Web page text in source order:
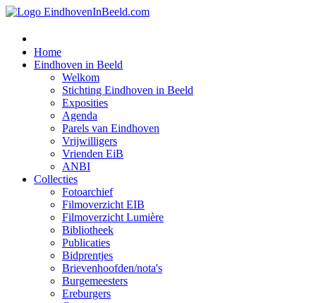
Home
Eindhoven in Beeld
Welkom
Stichting Eindhoven in Beeld
Exposities
Agenda
Parels van Eindhoven
Vrijwilligers
Vrienden EiB
ANBI
Collecties
Fotoarchief
Filmoverzicht EIB
Filmoverzicht Lumière
Bibliotheek
Publicaties
Bidprentjes
Brievenhoofden/nota's
Burgemeesters
Ereburgers